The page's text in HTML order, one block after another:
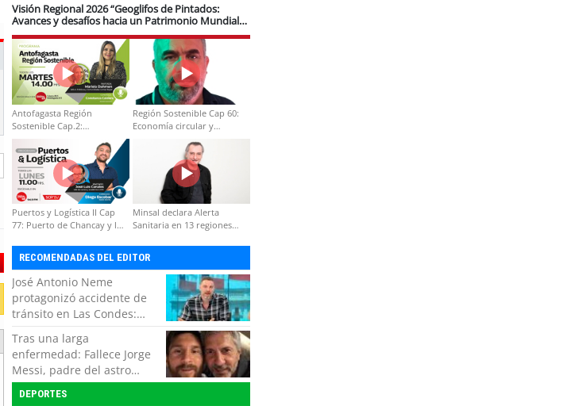
Visión Regional 2026 “Geoglifos de Pintados:
Avances y desafíos hacia un Patrimonio Mundial
de Unesco”
Antofagasta Región
Sostenible Cap.2:
Educación ambiental y
formación de capacidades
técnicas
Región Sostenible Cap 60:
Economía circular y
Puertos y Logística II Cap
77: Puerto de Chancay y la
Minsal declara Alerta
Sanitaria en 13 regiones
RECOMENDADAS DEL EDITOR
José Antonio Neme
protagonizó accidente de
tránsito en Las Condes:
Colisionó con un
motociclista
Tras una larga
enfermedad: Fallece Jorge
Messi, padre del astro
argentino
DEPORTES